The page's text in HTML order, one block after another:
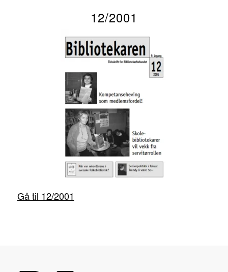
12/2001
Gå til 12/2001